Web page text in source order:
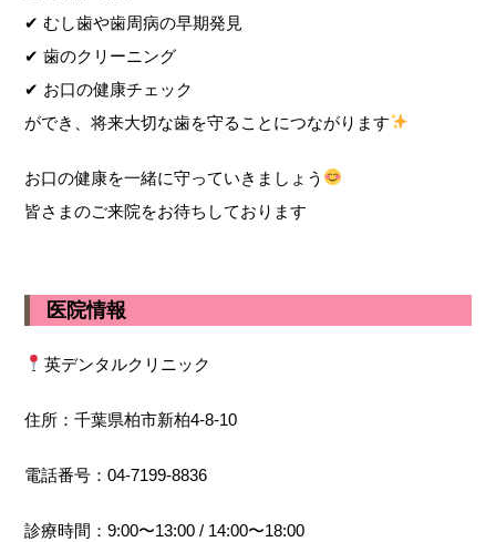
✔ むし歯や歯周病の早期発見
✔ 歯のクリーニング
✔ お口の健康チェック
ができ、将来大切な歯を守ることにつながります
お口の健康を一緒に守っていきましょう
皆さまのご来院をお待ちしております
医院情報
英デンタルクリニック
住所：千葉県柏市新柏4-8-10
電話番号：04-7199-8836
診療時間：9:00〜13:00 / 14:00〜18:00